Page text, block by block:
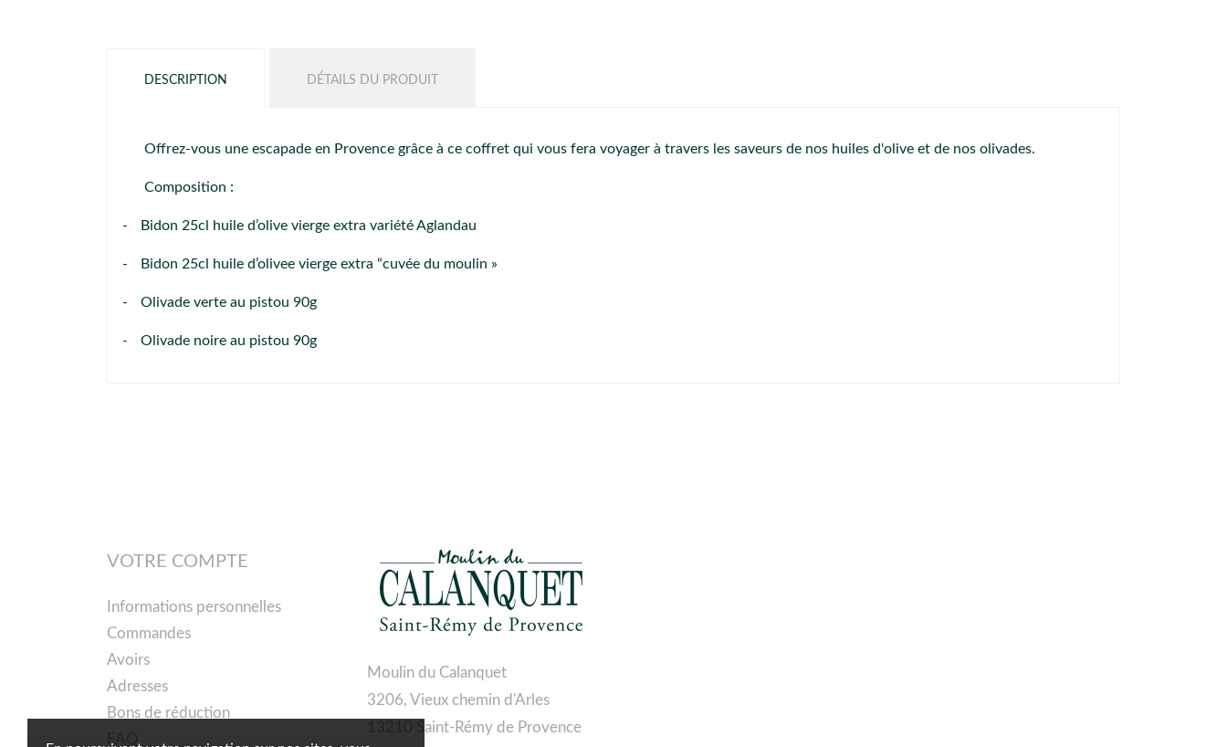
DESCRIPTION DÉTAILS DU PRODUIT
Offrez-vous une escapade en Provence grâce à ce coffret qui vous fera voyager à travers les saveurs de nos huiles d'olive et de nos olivades.
Composition :
- Bidon 25cl huile d’olive vierge extra variété Aglandau
- Bidon 25cl huile d’olivee vierge extra “cuvée du moulin »
- Olivade verte au pistou 90g
- Olivade noire au pistou 90g
VOTRE COMPTE
Informations personnelles
Commandes
Avoirs
Adresses
Bons de réduction
Moulin du Calanquet
3206, Vieux chemin d'Arles
13210 Saint-Rémy de Provence